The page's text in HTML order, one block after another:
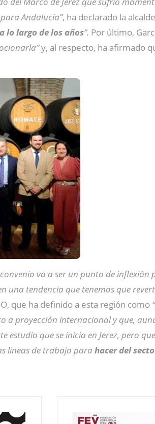
Andalucía”, ha declarado la
lo largo de los años”. Por último,
y, al respecto, ha afirmado
va a ser un punto de inflexión
una tendencia que tenemos que
que ha definido a esta región como “
a proyección internacional y que,
estudio que se inicia en Jerez, pero
líneas de trabajo para hacer del